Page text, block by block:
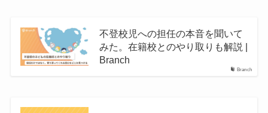
Branch
不登校児への担任の本音を聞いて
みた。在籍校とのやり取りも解説 |
Branch